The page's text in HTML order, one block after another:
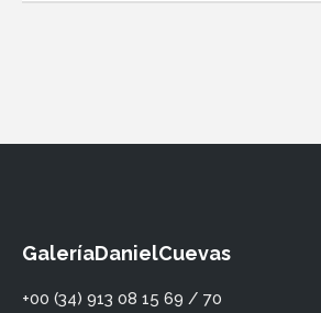
GaleríaDanielCuevas
+00 (34) 913 08 15 69 / 70